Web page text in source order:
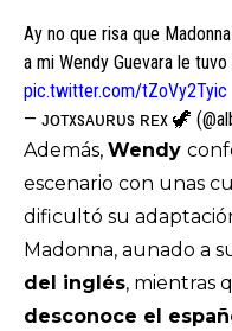
Ay no que risa que
a mi Wendy Guevara le
pic.twitter.com/tZoVy2Tyic
— ᴊᴏᴛxsᴀᴜʀᴜs ʀᴇx 🦖
Además, Wendy
escenario con unas
dificultó su
Madonna, aunado a
del inglés, mientras
desconoce el